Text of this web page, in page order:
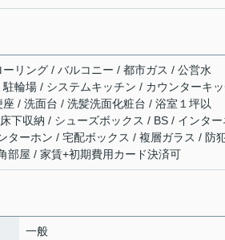
リング / バルコニー / 都市ガス / 公営水
輪場 / システムキッチン / カウンターキ
/ 洗面台 / 洗髪洗面化粧台 / 浴室１坪以
下収納 / シューズボックス / BS / インター
ターホン / 宅配ボックス / 複層ガラス / 防
部屋 / 家賃+初期費用カード決済可
一般